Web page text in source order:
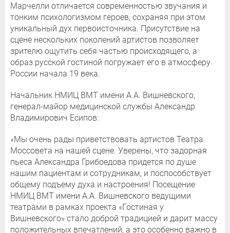
Марчелли отличается современностью звучания и
тонким психологизмом героев, сохраняя при этом
уникальный дух первоисточника. Присутствие на
сцене нескольких поколений артистов позволяет
зрителю ощутить себя частью происходящего, а
образ русской гостиной погружает его в атмосферу
России начала 19 века.
Начальник НМИЦ ВМТ имени А.А. Вишневского,
генерал-майор медицинской службы Александр
Владимирович Есипов:
«Мы очень рады приветствовать артистов Театра
Моссовета на нашей сцене. Уверены, что задорная
пьеса Александра Грибоедова придется по душе
нашим пациентам и сотрудникам, и поспособствует
общему подъему духа и настроения! Посещение
НМИЦ ВМТ имени А.А. Вишневского ведущими
театрами в рамках проекта «Гостиная у
Вишневского» стало доброй традицией и дарит массу
положительных впечатлений, а это особенно важно в